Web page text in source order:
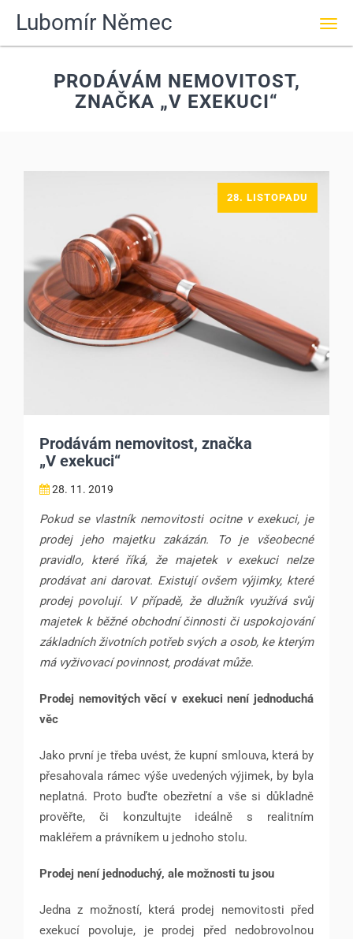
Lubomír Němec
PRODÁVÁM NEMOVITOST,
ZNAČKA „V EXEKUCI“
Prodávám nemovitost, značka
„V exekuci“
28. 11. 2019
28. LISTOPADU
Pokud se vlastník nemovitosti ocitne v exekuci, je
prodej jeho majetku zakázán. To je všeobecné
pravidlo, které říká, že majetek v exekuci nelze
prodávat ani darovat. Existují ovšem výjimky, které
prodej povolují. V případě, že dlužník využívá svůj
majetek k běžné obchodní činnosti či uspokojování
základních životních potřeb svých a osob, ke kterým
má vyživovací povinnost, prodávat může.
Prodej nemovitých věcí v exekuci není jednoduchá
věc
Jako první je třeba uvést, že kupní smlouva, která by
přesahovala rámec výše uvedených výjimek, by byla
neplatná. Proto buďte obezřetní a vše si důkladně
prověřte, či konzultujte ideálně s realitním
makléřem a právníkem u jednoho stolu.
Prodej není jednoduchý, ale možnosti tu jsou
Jedna z možností, která prodej nemovitosti před
exekucí povoluje, je prodej před nedobrovolnou